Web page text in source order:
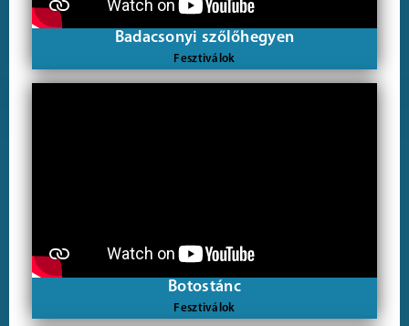
Badacsonyi szőlőhegyen
Fesztiválok
Botostánc
Fesztiválok